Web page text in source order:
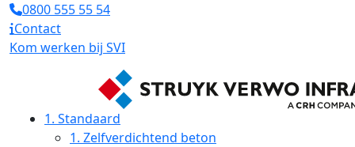
0800 555 55 54
Contact
Kom werken bij SVI
1. Standaard
1. Zelfverdichtend beton